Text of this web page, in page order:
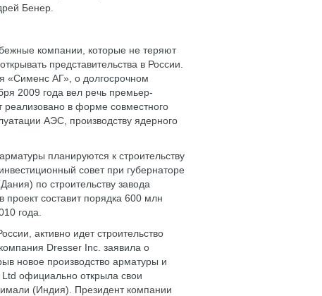
Бенер.
компании, которые не теряют
представительства в России.
«Сименс АГ», о долгосрочном
2009 года вел речь премьер-
в форме совместного
АЭС, производству ядерного
планируются к строительству
совет при губернаторе
по строительству завода
составит порядка 600 млн
года.
активно идет строительство
Dresser Inc. заявила о
новое производство арматуры и
официально открыла свои
(Индия). Президент компании